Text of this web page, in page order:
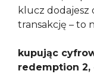
klucz dodajesz
transakcję – to
kupując
redemption 2,